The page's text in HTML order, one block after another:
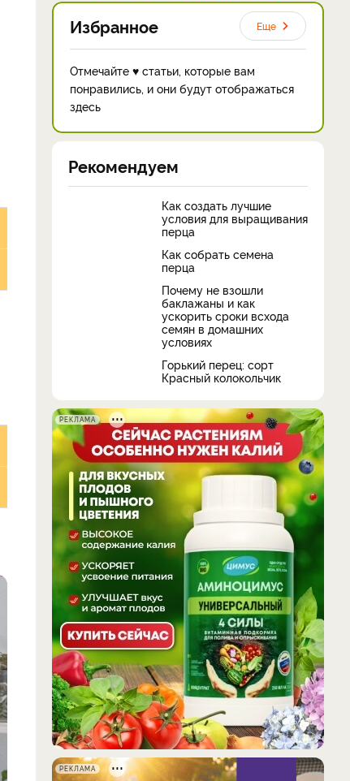
Избранное Еще
Отмечайте ♥ статьи, которые вам
понравились, и они будут отображаться
здесь
Рекомендуем
Как создать лучшие
условия для выращивания
перца
Как собрать семена
перца
Почему не взошли
баклажаны и как
ускорить сроки всхода
семян в домашних
условиях
Горький перец: сорт
Красный колокольчик
РЕКЛАМА
РЕКЛАМА